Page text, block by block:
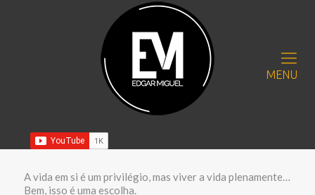
MENU
A vida em si é um privilégio, mas viver a vida plenamente…
Bem, isso é uma escolha.